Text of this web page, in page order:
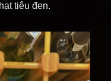
tiêu đen.